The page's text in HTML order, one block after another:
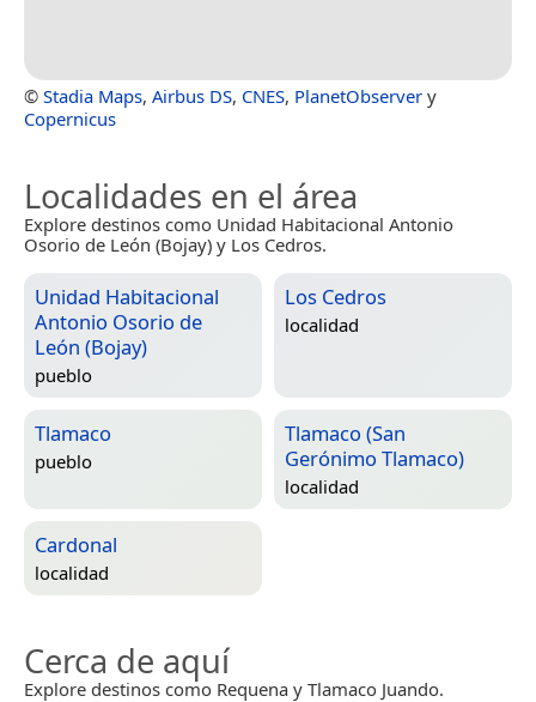
© Stadia Maps, Airbus DS, CNES, PlanetObserver y
Copernicus
Localidades en el área
Explore destinos como Unidad Habitacional Antonio
Osorio de León (Bojay) y Los Cedros.
Unidad Habitacional
Antonio Osorio de
León (Bojay)
pueblo
Los Cedros
localidad
Tlamaco
pueblo
Tlamaco (San
Gerónimo Tlamaco)
localidad
Cardonal
localidad
Cerca de aquí
Explore destinos como Requena y Tlamaco Juando.